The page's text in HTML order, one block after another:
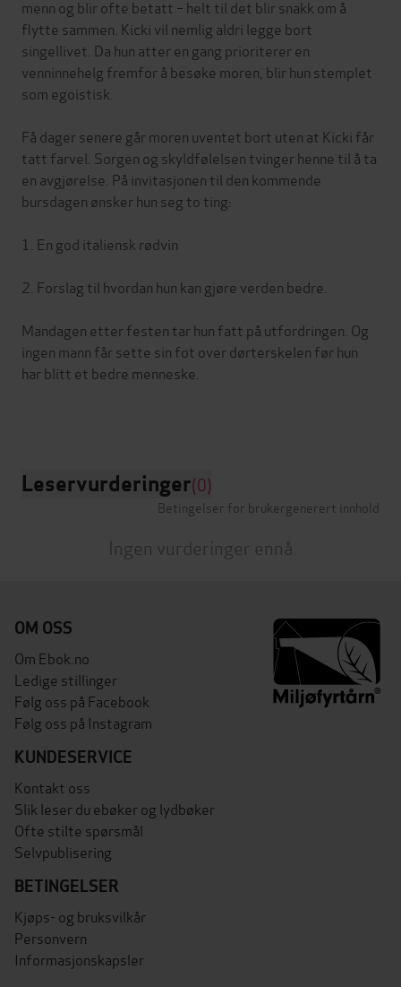
menn og blir ofte betatt – helt til det blir snakk om å
flytte sammen. Kicki vil nemlig aldri legge bort
singellivet. Da hun atter en gang prioriterer en
venninnehelg fremfor å besøke moren, blir hun stemplet
som egoistisk.
Få dager senere går moren uventet bort uten at Kicki får
tatt farvel. Sorgen og skyldfølelsen tvinger henne til å ta
en avgjørelse. På invitasjonen til den kommende
bursdagen ønsker hun seg to ting:
1. En god italiensk rødvin
2. Forslag til hvordan hun kan gjøre verden bedre.
Mandagen etter festen tar hun fatt på utfordringen. Og
ingen mann får sette sin fot over dørterskelen før hun
har blitt et bedre menneske.
Leservurderinger(0)
Betingelser for brukergenerert innhold
Ingen vurderinger ennå
OM OSS
Om Ebok.no
Ledige stillinger
Følg oss på Facebook
Følg oss på Instagram
KUNDESERVICE
Kontakt oss
Slik leser du ebøker og lydbøker
Ofte stilte spørsmål
Selvpublisering
BETINGELSER
Kjøps- og bruksvilkår
Personvern
Informasjonskapsler